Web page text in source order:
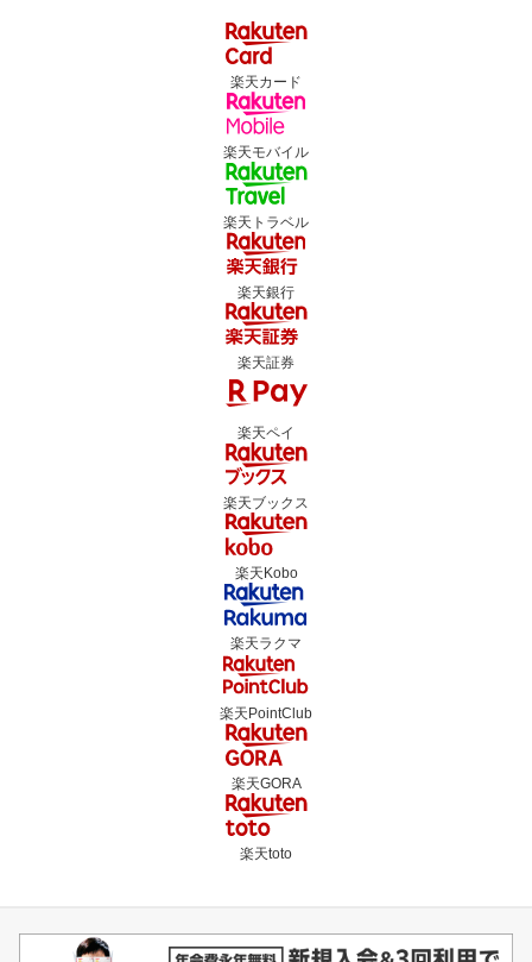
楽天カード
楽天モバイル
楽天トラベル
楽天銀行
楽天証券
楽天ペイ
楽天ブックス
楽天Kobo
楽天ラクマ
楽天PointClub
楽天GORA
楽天toto